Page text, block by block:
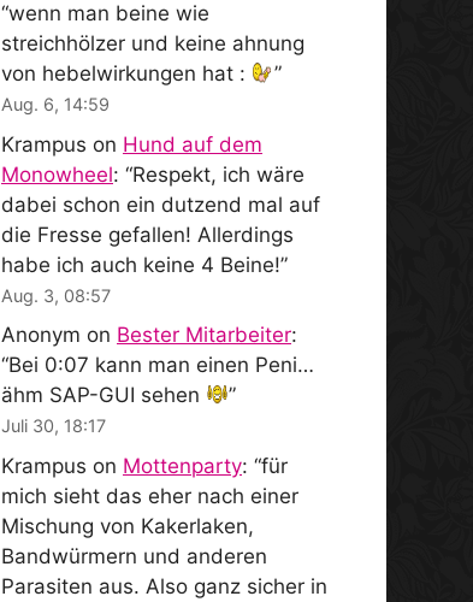
“wenn man beine wie
streichhölzer und keine ahnung
von hebelwirkungen hat :
”
Aug. 6, 14:59
Krampus on Hund auf dem
Monowheel: “Respekt, ich wäre
dabei schon ein dutzend mal auf
die Fresse gefallen! Allerdings
habe ich auch keine 4 Beine!”
Aug. 3, 08:57
Anonym on Bester Mitarbeiter:
“Bei 0:07 kann man einen Peni…
ähm SAP-GUI sehen
”
Juli 30, 18:17
Krampus on Mottenparty: “für
mich sieht das eher nach einer
Mischung von Kakerlaken,
Bandwürmern und anderen
Parasiten aus. Also ganz sicher in